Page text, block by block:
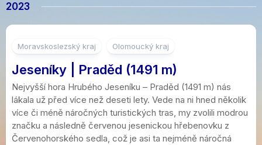
2023
Moravskoslezský kraj Olomoucký kraj
Jeseníky | Praděd (1491 m)
Nejvyšší hora Hrubého Jeseníku – Praděd (1491 m) nás
lákala už před více než deseti lety. Vede na ni hned několik
více či méně náročných turistických tras, my zvolili modrou
značku a následně červenou jesenickou hřebenovku z
Červenohorského sedla, což je asi ta nejméně náročná